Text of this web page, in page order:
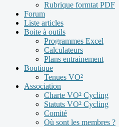
Rubrique formtat PDF
Forum
Liste articles
Boite à outils
Programmes Excel
Calculateurs
Plans entrainement
Boutique
Tenues VO²
Association
Charte VO² Cycling
Statuts VO² Cycling
Comité
Où sont les membres ?